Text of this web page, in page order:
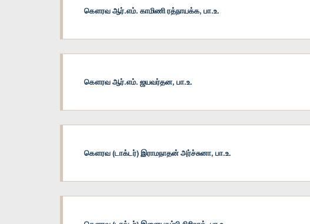
கௌரவ ஆர்.எம். காமிணி ரத்நாயக்க, பா.உ.
கௌரவ ஆர்.எம். ஜயவர்தன, பா.உ.
கௌரவ (டாக்டர்) இராமநாதன் அர்ச்சுனா, பா.உ.